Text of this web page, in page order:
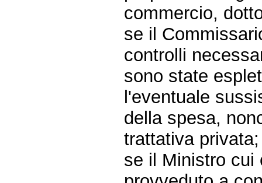
commercio,
se il
controlli
sono state
l'eventuale
della spesa,
trattativa privata;
se il Ministro cui